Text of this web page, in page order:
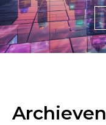
Archieven